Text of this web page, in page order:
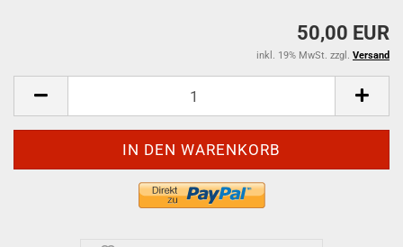
50,00 EUR
inkl. 19% MwSt. zzgl. Versand